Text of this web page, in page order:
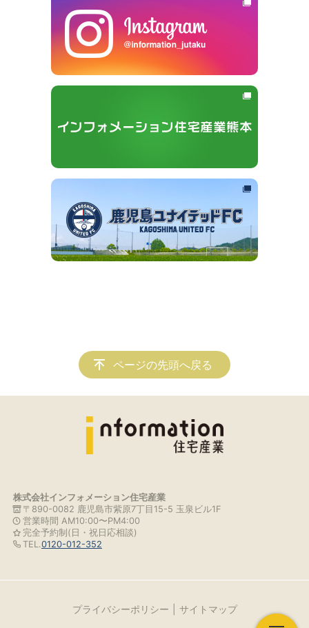
ページの先頭へ戻る
株式会社インフォメーション住宅産業
〒890-0082 鹿児島市紫原7丁目15-5 玉泉ビル1F
営業時間 AM10:00〜PM4:00
完全予約制(日・祝日応相談)
TEL.0120-012-352
プライバシーポリシー サイトマップ